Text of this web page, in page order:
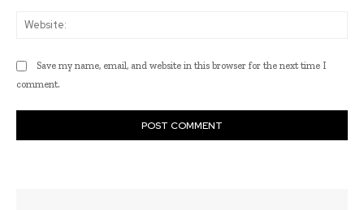
Save my name, email, and website in this browser for the next time I
comment.